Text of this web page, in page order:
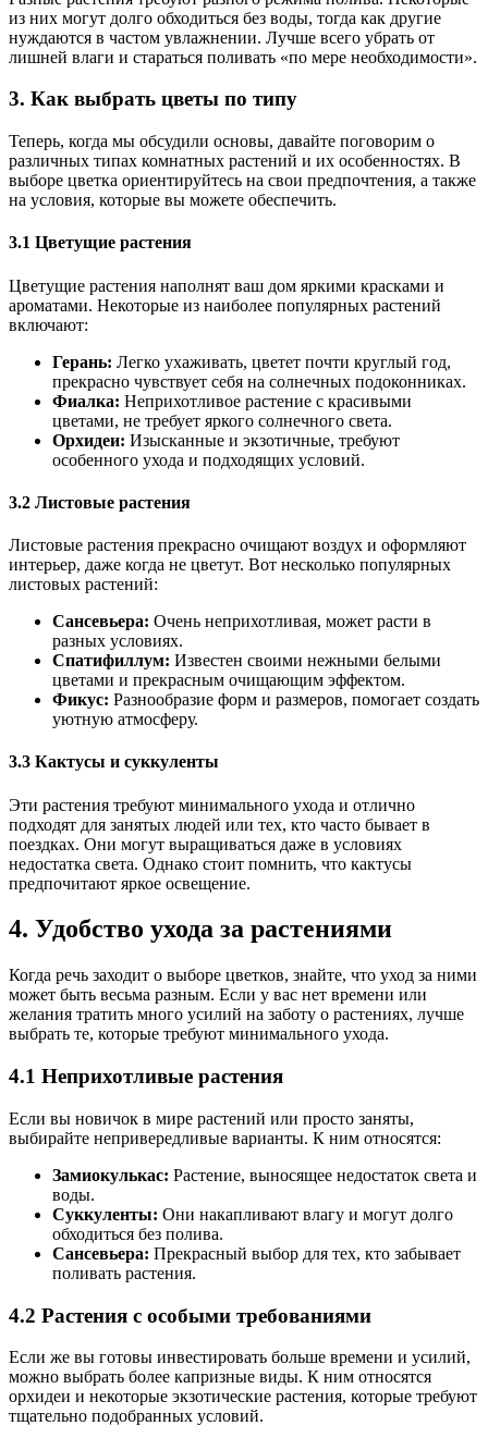
из них могут долго обходиться без воды, тогда как другие
нуждаются в частом увлажнении. Лучше всего убрать от
лишней влаги и стараться поливать «по мере необходимости».
3. Как выбрать цветы по типу
Теперь, когда мы обсудили основы, давайте поговорим о
различных типах комнатных растений и их особенностях. В
выборе цветка ориентируйтесь на свои предпочтения, а также
на условия, которые вы можете обеспечить.
3.1 Цветущие растения
Цветущие растения наполнят ваш дом яркими красками и
ароматами. Некоторые из наиболее популярных растений
включают:
Герань: Легко ухаживать, цветет почти круглый год,
прекрасно чувствует себя на солнечных подоконниках.
Фиалка: Неприхотливое растение с красивыми
цветами, не требует яркого солнечного света.
Орхидеи: Изысканные и экзотичные, требуют
особенного ухода и подходящих условий.
3.2 Листовые растения
Листовые растения прекрасно очищают воздух и оформляют
интерьер, даже когда не цветут. Вот несколько популярных
листовых растений:
Сансевьера: Очень неприхотливая, может расти в
разных условиях.
Спатифиллум: Известен своими нежными белыми
цветами и прекрасным очищающим эффектом.
Фикус: Разнообразие форм и размеров, помогает создать
уютную атмосферу.
3.3 Кактусы и суккуленты
Эти растения требуют минимального ухода и отлично
подходят для занятых людей или тех, кто часто бывает в
поездках. Они могут выращиваться даже в условиях
недостатка света. Однако стоит помнить, что кактусы
предпочитают яркое освещение.
4. Удобство ухода за растениями
Когда речь заходит о выборе цветков, знайте, что уход за ними
может быть весьма разным. Если у вас нет времени или
желания тратить много усилий на заботу о растениях, лучше
выбрать те, которые требуют минимального ухода.
4.1 Неприхотливые растения
Если вы новичок в мире растений или просто заняты,
выбирайте непривередливые варианты. К ним относятся:
Замиокулькас: Растение, выносящее недостаток света и
воды.
Суккуленты: Они накапливают влагу и могут долго
обходиться без полива.
Сансевьера: Прекрасный выбор для тех, кто забывает
поливать растения.
4.2 Растения с особыми требованиями
Если же вы готовы инвестировать больше времени и усилий,
можно выбрать более капризные виды. К ним относятся
орхидеи и некоторые экзотические растения, которые требуют
тщательно подобранных условий.